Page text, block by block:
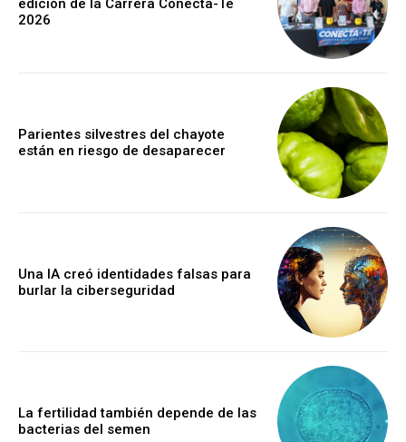
edición de la Carrera Conecta-Te
2026
Parientes silvestres del chayote
están en riesgo de desaparecer
Una IA creó identidades falsas para
burlar la ciberseguridad
La fertilidad también depende de las
bacterias del semen